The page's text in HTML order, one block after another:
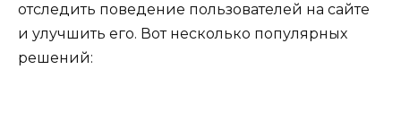
отследить поведение пользователей на сайте
и улучшить его. Вот несколько популярных
решений: